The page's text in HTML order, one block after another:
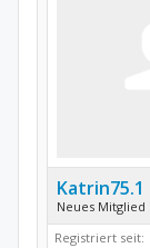
Katrin75.1
Neues Mitglied
Registriert seit: